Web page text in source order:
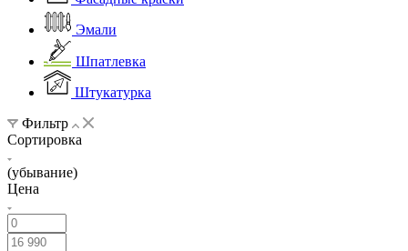
Эмали
Шпатлевка
Штукатурка
Фильтр
Сортировка
(убывание)
Цена